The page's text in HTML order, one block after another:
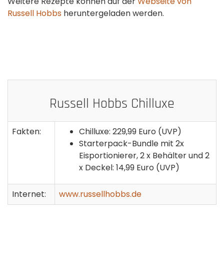
Russell Hobbs heruntergeladen werden.
Russell Hobbs Chilluxe
Fakten:
Chilluxe: 229,99 Euro (UVP)
Starterpack-Bundle mit 2x
Eisportionierer, 2 x Behälter und 2
x Deckel: 14,99 Euro (UVP)
Internet: www.russellhobbs.de